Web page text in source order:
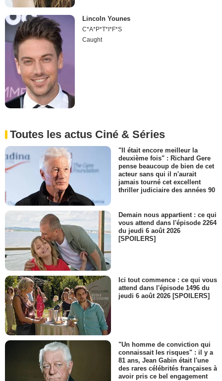
Lincoln Younes
C*A*P*T*I*F*S
Caught
Toutes les actus Ciné & Séries
"Il était encore meilleur la
deuxième fois" : Richard Gere
pense beaucoup de bien de cet
acteur sans qui il n'aurait
jamais tourné cet excellent
thriller judiciaire des années 90
Demain nous appartient : ce qui
vous attend dans l'épisode 2264
du jeudi 6 août 2026
[SPOILERS]
Ici tout commence : ce qui vous
attend dans l'épisode 1496 du
jeudi 6 août 2026 [SPOILERS]
"Un homme de conviction qui
connaissait les risques" : il y a
81 ans, Jean Gabin était l'une
des rares célébrités françaises à
avoir pris ce bel engagement